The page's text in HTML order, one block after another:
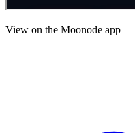
View on the Moonode app